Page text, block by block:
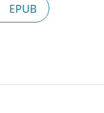
EPUB